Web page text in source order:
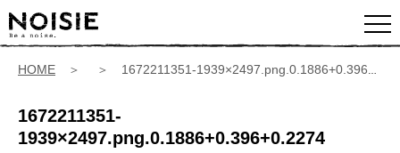
HOME ＞ ＞ 1672211351-1939×2497.png.0.1886+0.396+0.2274
1672211351-
1939×2497.png.0.1886+0.396+0.2274